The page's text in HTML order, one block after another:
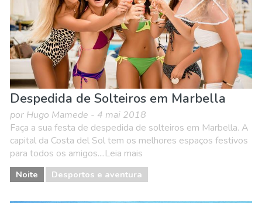
Despedida de Solteiros em Marbella
por Hugo Mamede - 4 mai 2018
Faça a sua festa de despedida de solteiros em Marbella. A
capital da Costa del Sol tem os melhores espaços festivos
para todos os amigos....Leia mais
Noite Desportos e aventura